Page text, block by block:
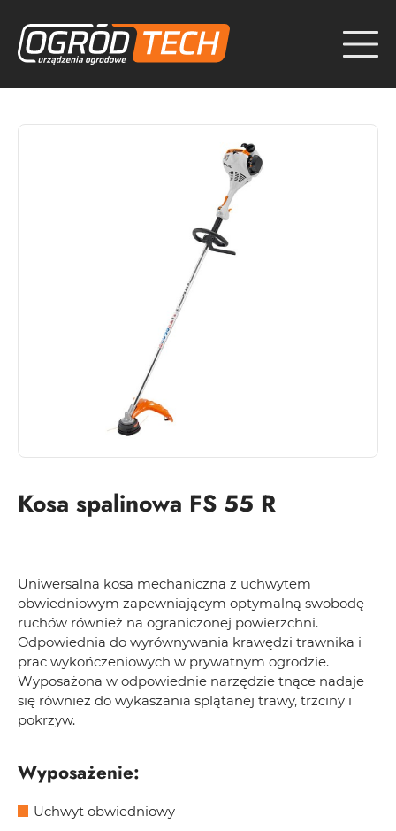
Kosa spalinowa FS 55 R
Uniwersalna kosa mechaniczna z uchwytem
obwiedniowym zapewniającym optymalną swobodę
ruchów również na ograniczonej powierzchni.
Odpowiednia do wyrównywania krawędzi trawnika i
prac wykończeniowych w prywatnym ogrodzie.
Wyposażona w odpowiednie narzędzie tnące nadaje
się również do wykaszania splątanej trawy, trzciny i
pokrzyw.
Wyposażenie:
Uchwyt obwiedniowy